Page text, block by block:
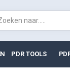
PDR TOOLS